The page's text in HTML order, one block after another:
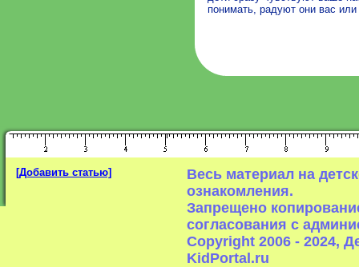
понимать, радуют они вас или
[Добавить статью]
Весь материал на
ознакомления.
Запрещено
согласования с
Copyright 2006 - 2024,
KidPortal.ru